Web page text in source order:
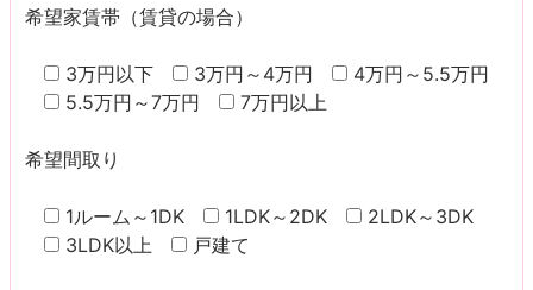
希望家賃帯（賃貸の場合）
3万円以下 3万円～4万円
4万円～5.5万円
5.5万円～7万円
7万円以上
希望間取り
1ルーム～1DK 1LDK～2DK
2LDK～3DK
3LDK以上
戸建て